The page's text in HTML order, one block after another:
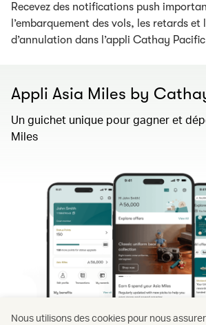
Recevez des notifications push
l’embarquement des vols, les retards et
d’annulation dans l’appli Cathay
Appli Asia Miles by
Un guichet unique pour gagner et
Miles
Nous utilisons des cookies pour nous